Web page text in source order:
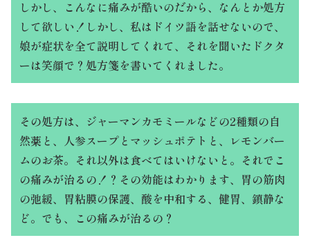
しかし、こんなに痛みが酷いのだから、なんとか処方
して欲しい！しかし、私はドイツ語を話せないので、
娘が症状を全て説明してくれて、それを聞いたドクタ
ーは笑顔で？処方箋を書いてくれました。
その処方は、ジャーマンカモミールなどの2種類の自
然薬と、人参スープとマッシュポテトと、レモンバー
ムのお茶。それ以外は食べてはいけないと。それでこ
の痛みが治るの！？その効能はわかります、胃の筋肉
の弛緩、胃粘膜の保護、酸を中和する、健胃、鎮静な
ど。でも、この痛みが治るの？